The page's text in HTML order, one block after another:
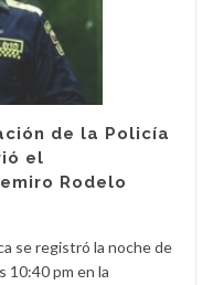
de la Policía
el
Rodelo
se registró la noche de
10:40 pm en la